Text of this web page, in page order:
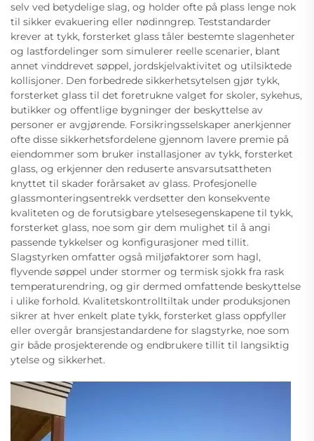
selv ved betydelige slag, og holder ofte på plass lenge nok
til sikker evakuering eller nødinngrep. Teststandarder
krever at tykk, forsterket glass tåler bestemte slagenheter
og lastfordelinger som simulerer reelle scenarier, blant
annet vinddrevet søppel, jordskjelvaktivitet og utilsiktede
kollisjoner. Den forbedrede sikkerhetsytelsen gjør tykk,
forsterket glass til det foretrukne valget for skoler, sykehus,
butikker og offentlige bygninger der beskyttelse av
personer er avgjørende. Forsikringsselskaper anerkjenner
ofte disse sikkerhetsfordelene gjennom lavere premie på
eiendommer som bruker installasjoner av tykk, forsterket
glass, og erkjenner den reduserte ansvarsutsattheten
knyttet til skader forårsaket av glass. Profesjonelle
glassmonteringsentrekk verdsetter den konsekvente
kvaliteten og de forutsigbare ytelsesegenskapene til tykk,
forsterket glass, noe som gir dem mulighet til å angi
passende tykkelser og konfigurasjoner med tillit.
Slagstyrken omfatter også miljøfaktorer som hagl,
flyvende søppel under stormer og termisk sjokk fra rask
temperaturendring, og gir dermed omfattende beskyttelse
i ulike forhold. Kvalitetskontrolltiltak under produksjonen
sikrer at hver enkelt plate tykk, forsterket glass oppfyller
eller overgår bransjestandardene for slagstyrke, noe som
gir både prosjekterende og endbrukere tillit til langsiktig
ytelse og sikkerhet.